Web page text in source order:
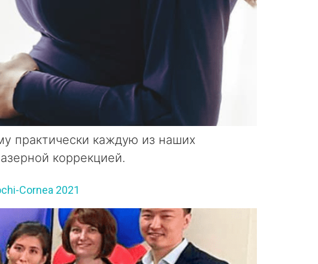
практически каждую из наших
коррекцией.
Cornea 2021